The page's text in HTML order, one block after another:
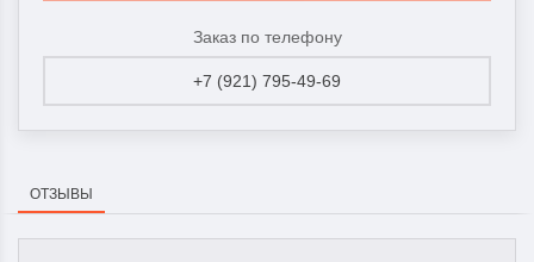
Заказ по телефону
+7 (921) 795-49-69
ОТЗЫВЫ